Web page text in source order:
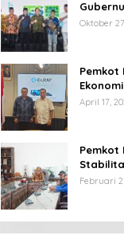
Oktober
Pemkot
Festival
April 17,
Pemkot
Februari